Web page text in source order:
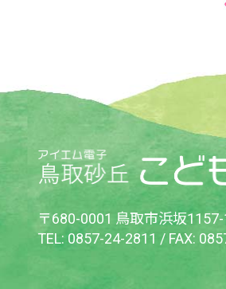
〒680-0001 鳥取市浜坂1157-
TEL: 0857-24-2811 / FAX: